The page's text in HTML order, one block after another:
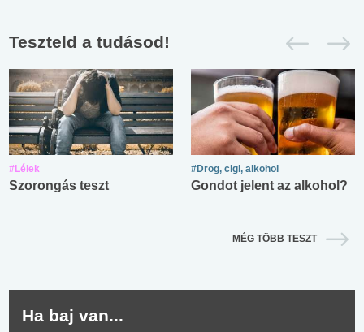
Teszteld a tudásod!
#Lélek
Szorongás teszt
#Drog, cigi, alkohol
Gondot jelent az alkohol?
MÉG TÖBB TESZT
Ha baj van...